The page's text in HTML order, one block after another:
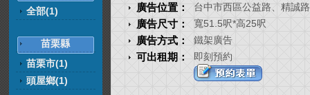
全部(1)
苗栗縣
苗栗市(1)
頭屋鄉(1)
廣告位置： 台中市西區公益路、精誠
廣告尺寸： 寬51.5呎*高25呎
廣告方式： 鐵架廣告
可出租期： 即刻預約